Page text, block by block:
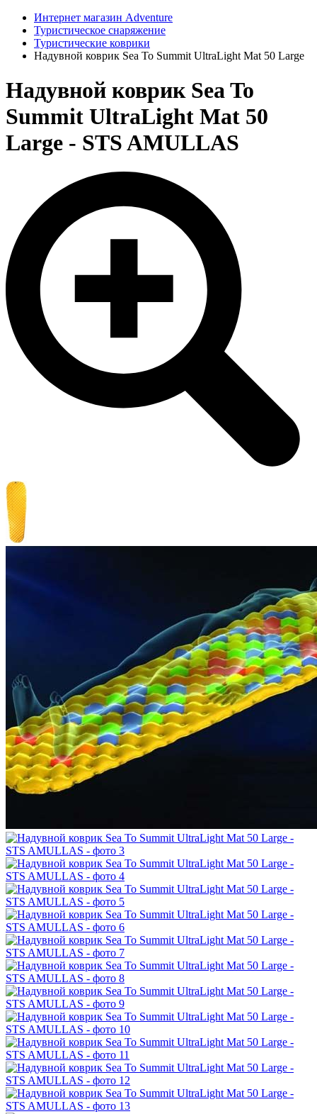
Интернет магазин Adventure
Туристическое снаряжение
Туристические коврики
Надувной коврик Sea To Summit UltraLight Mat 50 Large
Надувной коврик Sea To
Summit UltraLight Mat 50
Large - STS AMULLAS